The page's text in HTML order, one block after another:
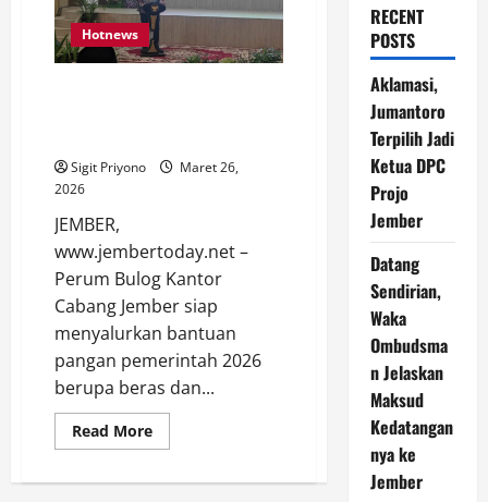
Hotnews
Sigit Priyono
Maret 26,
2026
JEMBER,
www.jembertoday.net –
Perum Bulog Kantor
Cabang Jember siap
menyalurkan bantuan
pangan pemerintah 2026
berupa beras dan...
Read MoreRead
more
Jember
RECENT
POSTS
Aklamasi,
Jumantoro
Terpilih Jadi
Ketua DPC
Projo
Jember
Datang
Sendirian,
Waka
Ombudsma
n Jelaskan
Maksud
Kedatangan
nya ke
Jember